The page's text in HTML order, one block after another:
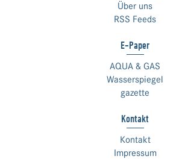
Über uns
RSS Feeds
E-Paper
AQUA & GAS
Wasserspiegel
gazette
Kontakt
Kontakt
Impressum